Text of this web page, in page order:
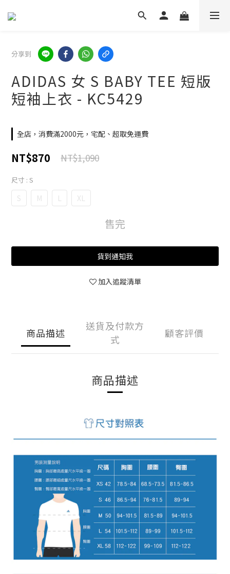
分享到
ADIDAS 女 S BABY TEE 短版
短袖上衣 - KC5429
全店，消費滿2000元，宅配、超取免運費
NT$870 NT$1,090
尺寸 : S
S M L XL
售完
貨到通知我
加入追蹤清單
商品描述
送貨及付款方
式
顧客評價
商品描述